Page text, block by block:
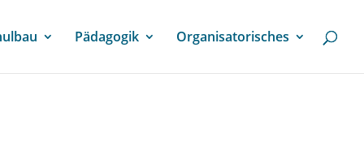
Pädagogik Organisatorisches